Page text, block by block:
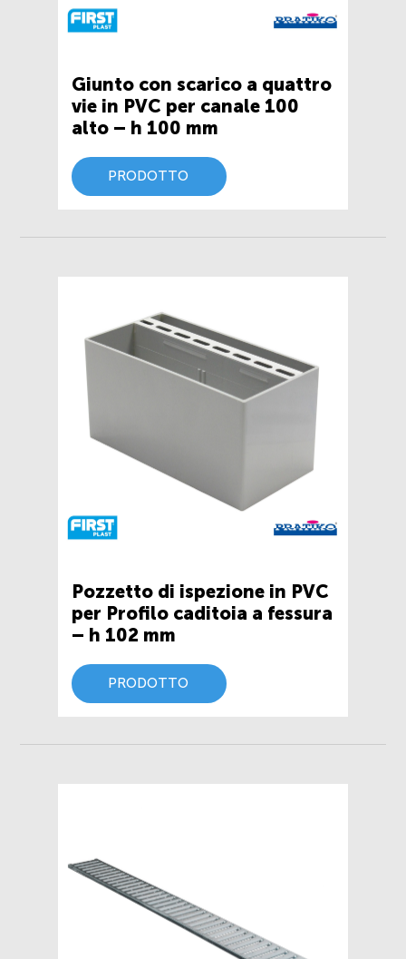
Giunto con scarico a quattro
vie in PVC per canale 100
alto – h 100 mm
PRODOTTO
Pozzetto di ispezione in PVC
per Profilo caditoia a fessura
– h 102 mm
PRODOTTO